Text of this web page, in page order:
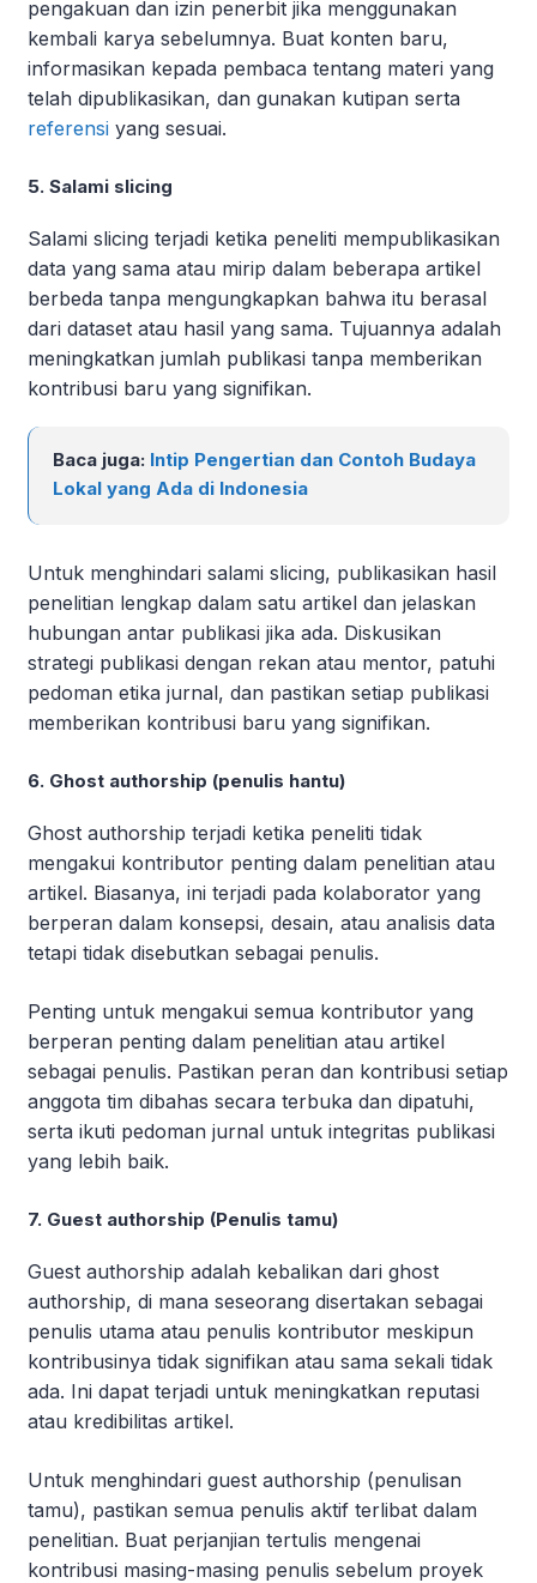
pengakuan dan izin penerbit jika menggunakan
kembali karya sebelumnya. Buat konten baru,
informasikan kepada pembaca tentang materi yang
telah dipublikasikan, dan gunakan kutipan serta
referensi yang sesuai.
5. Salami slicing
Salami slicing terjadi ketika peneliti mempublikasikan
data yang sama atau mirip dalam beberapa artikel
berbeda tanpa mengungkapkan bahwa itu berasal
dari dataset atau hasil yang sama. Tujuannya adalah
meningkatkan jumlah publikasi tanpa memberikan
kontribusi baru yang signifikan.
Baca juga: Intip Pengertian dan Contoh Budaya
Lokal yang Ada di Indonesia
Untuk menghindari salami slicing, publikasikan hasil
penelitian lengkap dalam satu artikel dan jelaskan
hubungan antar publikasi jika ada. Diskusikan
strategi publikasi dengan rekan atau mentor, patuhi
pedoman etika jurnal, dan pastikan setiap publikasi
memberikan kontribusi baru yang signifikan.
6. Ghost authorship (penulis hantu)
Ghost authorship terjadi ketika peneliti tidak
mengakui kontributor penting dalam penelitian atau
artikel. Biasanya, ini terjadi pada kolaborator yang
berperan dalam konsepsi, desain, atau analisis data
tetapi tidak disebutkan sebagai penulis.
Penting untuk mengakui semua kontributor yang
berperan penting dalam penelitian atau artikel
sebagai penulis. Pastikan peran dan kontribusi setiap
anggota tim dibahas secara terbuka dan dipatuhi,
serta ikuti pedoman jurnal untuk integritas publikasi
yang lebih baik.
7. Guest authorship (Penulis tamu)
Guest authorship adalah kebalikan dari ghost
authorship, di mana seseorang disertakan sebagai
penulis utama atau penulis kontributor meskipun
kontribusinya tidak signifikan atau sama sekali tidak
ada. Ini dapat terjadi untuk meningkatkan reputasi
atau kredibilitas artikel.
Untuk menghindari guest authorship (penulisan
tamu), pastikan semua penulis aktif terlibat dalam
penelitian. Buat perjanjian tertulis mengenai
kontribusi masing-masing penulis sebelum proyek